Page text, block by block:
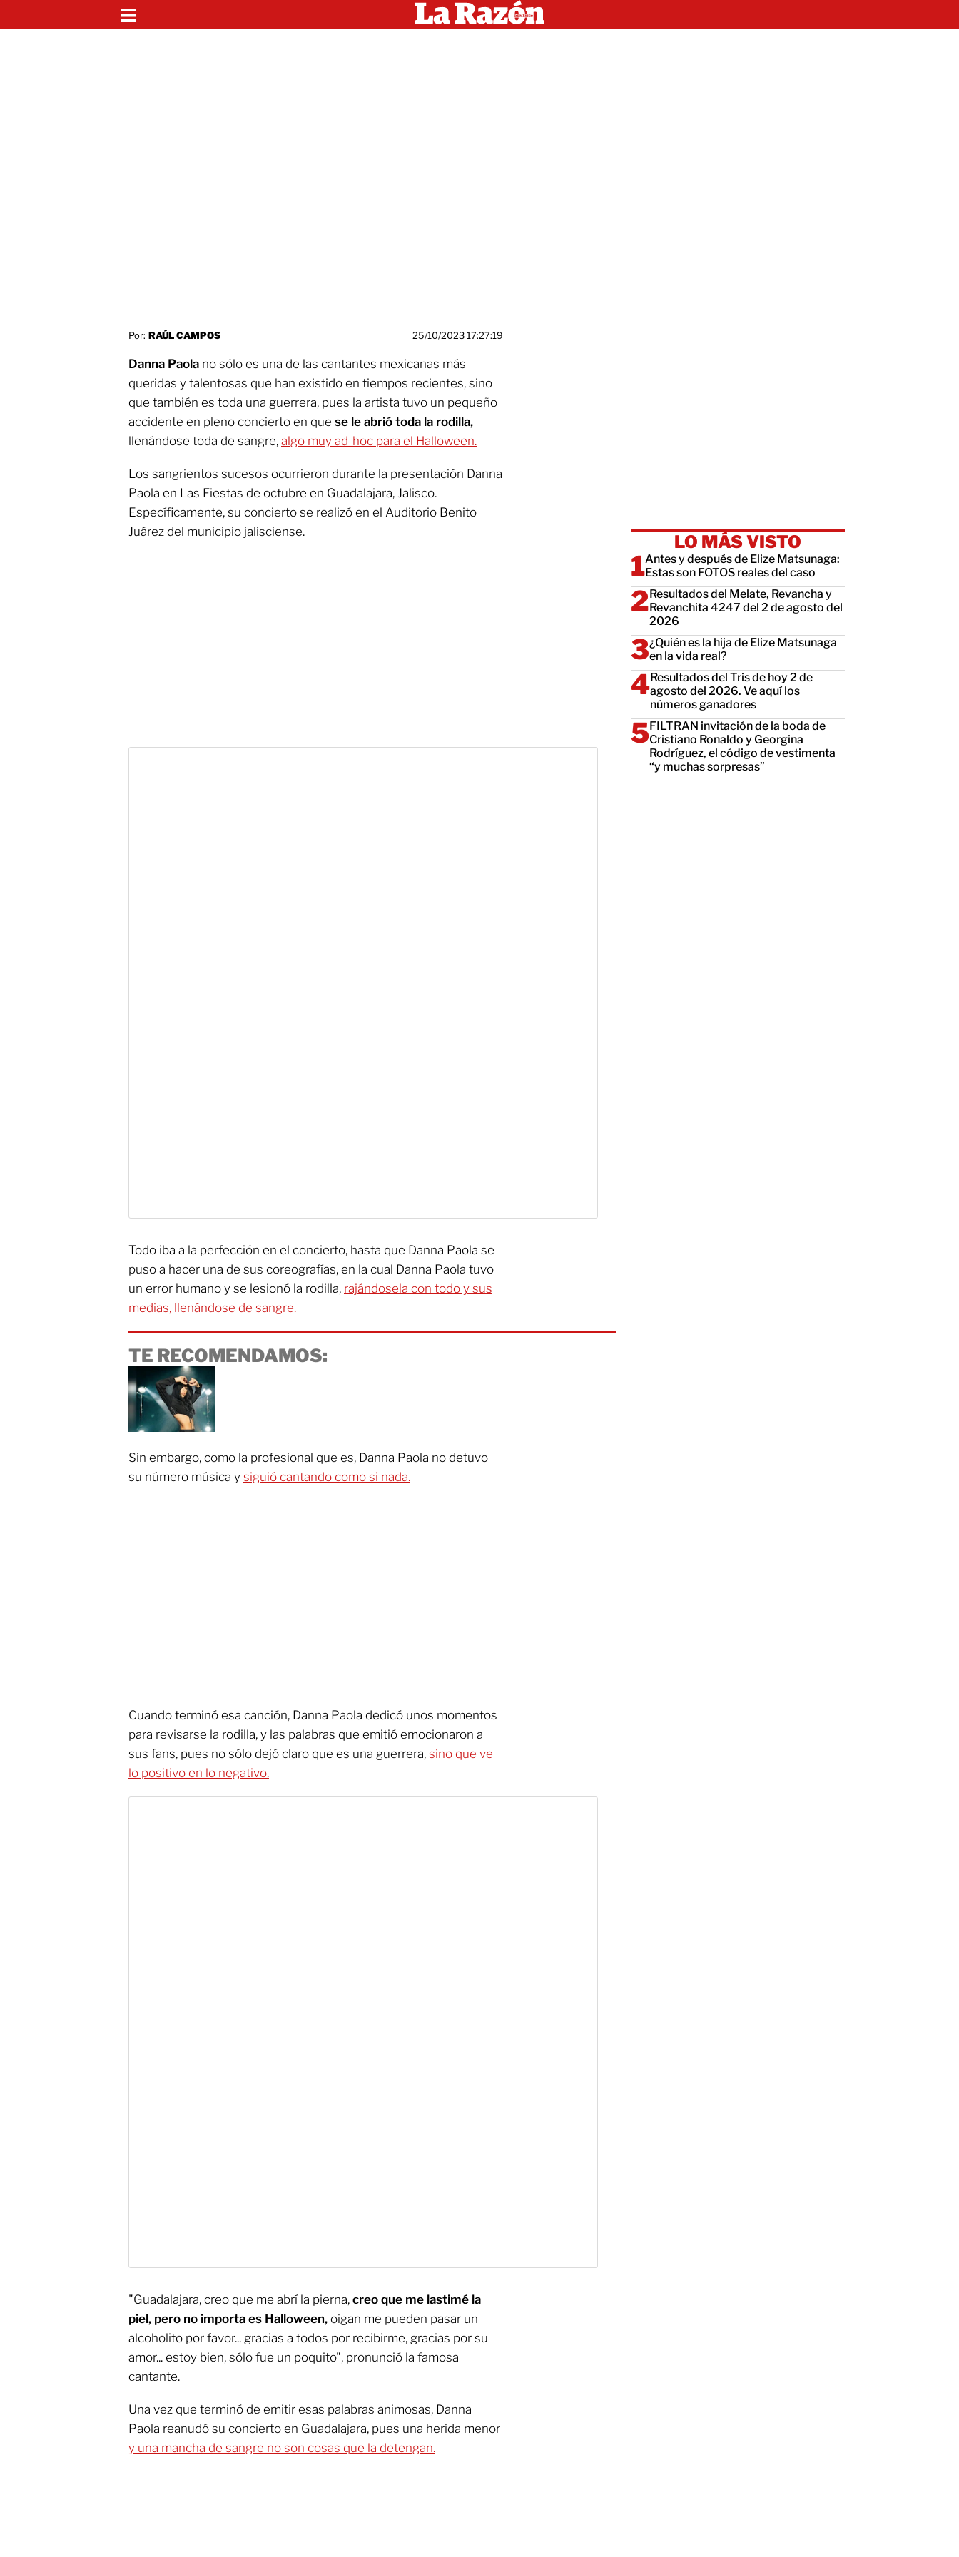
Por: RAÚL CAMPOS 25/10/2023 17:27:19
Danna Paola no sólo es una de las cantantes mexicanas más
queridas y talentosas que han existido en tiempos recientes, sino
que también es toda una guerrera, pues la artista tuvo un pequeño
accidente en pleno concierto en que se le abrió toda la rodilla,
llenándose toda de sangre, algo muy ad-hoc para el Halloween.
Los sangrientos sucesos ocurrieron durante la presentación Danna
Paola en Las Fiestas de octubre en Guadalajara, Jalisco.
Específicamente, su concierto se realizó en el Auditorio Benito
Juárez del municipio jalisciense.
Todo iba a la perfección en el concierto, hasta que Danna Paola se
puso a hacer una de sus coreografías, en la cual Danna Paola tuvo
un error humano y se lesionó la rodilla, rajándosela con todo y sus
medias, llenándose de sangre.
TE RECOMENDAMOS:
Sin embargo, como la profesional que es, Danna Paola no detuvo
su número música y siguió cantando como si nada.
Cuando terminó esa canción, Danna Paola dedicó unos momentos
para revisarse la rodilla, y las palabras que emitió emocionaron a
sus fans, pues no sólo dejó claro que es una guerrera, sino que ve
lo positivo en lo negativo.
"Guadalajara, creo que me abrí la pierna, creo que me lastimé la
piel, pero no importa es Halloween, oigan me pueden pasar un
alcoholito por favor... gracias a todos por recibirme, gracias por su
amor... estoy bien, sólo fue un poquito", pronunció la famosa
cantante.
Una vez que terminó de emitir esas palabras animosas, Danna
Paola reanudó su concierto en Guadalajara, pues una herida menor
y una mancha de sangre no son cosas que la detengan.
LO MÁS VISTO
Antes y después de Elize Matsunaga:
Estas son FOTOS reales del caso
Resultados del Melate, Revancha y
Revanchita 4247 del 2 de agosto del
2026
¿Quién es la hija de Elize Matsunaga
en la vida real?
Resultados del Tris de hoy 2 de
agosto del 2026. Ve aquí los
números ganadores
FILTRAN invitación de la boda de
Cristiano Ronaldo y Georgina
Rodríguez, el código de vestimenta
“y muchas sorpresas”